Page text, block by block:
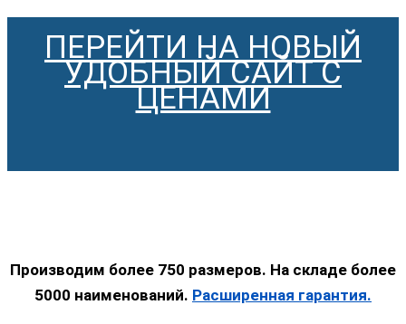
ПЕРЕЙТИ НА НОВЫЙ
УДОБНЫЙ САЙТ С
ЦЕНАМИ
Производим более 750 размеров. На складе более
5000 наименований. Расширенная гарантия.